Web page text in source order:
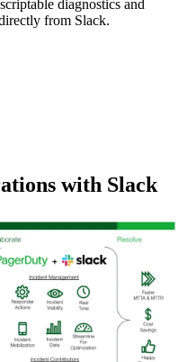
diagnostics and
from Slack.
with Slack